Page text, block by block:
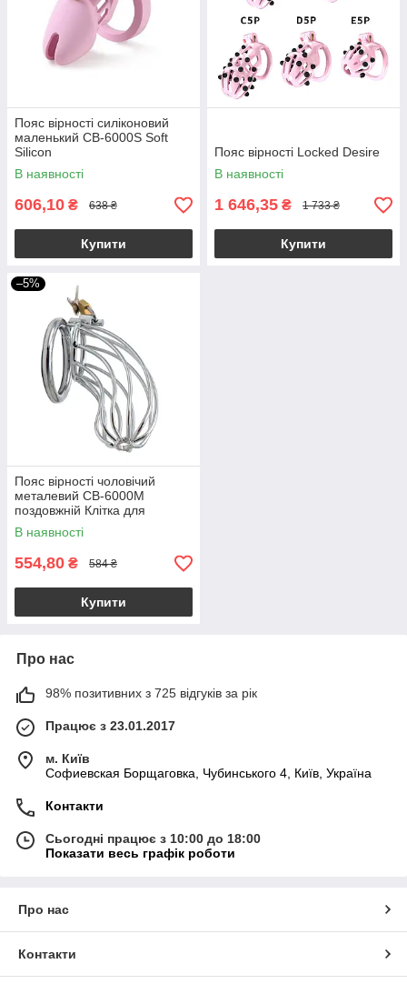
Пояс вірності силіконовий
маленький CB-6000S Soft
Silicon
В наявності
606,10 ₴ 638 ₴
Купити
Пояс вірності Locked Desire
В наявності
1 646,35 ₴ 1 733 ₴
Купити
–5%
Пояс вірності чоловічий
металевий CB-6000M
поздовжній Клітка для
чоловіків із замком
В наявності
554,80 ₴ 584 ₴
Купити
Про нас
98% позитивних з 725 відгуків за рік
Працює з 23.01.2017
м. Київ
Софиевская Борщаговка, Чубинського 4, Київ, Україна
Контакти
Сьогодні працює з 10:00 до 18:00
Показати весь графік роботи
Про нас
Контакти